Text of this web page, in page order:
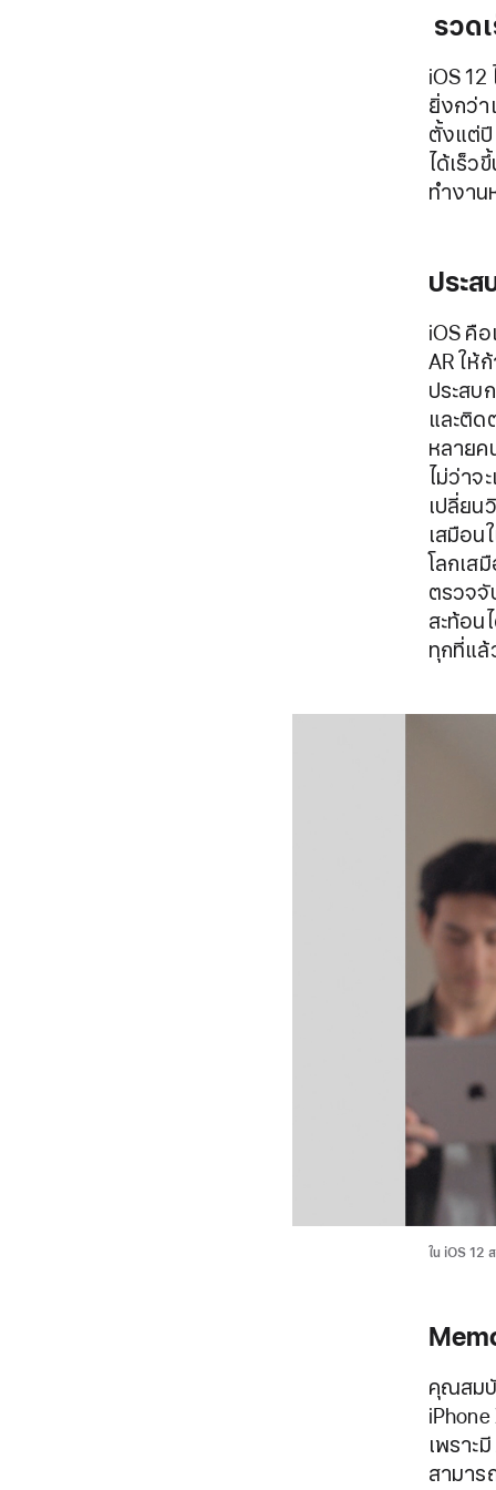
รวด
iOS
ยิ่งกว่า
ตั้งแต่ปี
ได้เร็ว
ทำงาน
ประ
iOS คื
AR ให้
ประส
และติด
หลายค
ไม่ว่า
เปลี่ยน
เสมือน
โลกเส
ตรวจ
สะท้อน
ทุกที่แล้
ใน iOS 12
คุณสมบั
iPhone
เพราะ
สามาร